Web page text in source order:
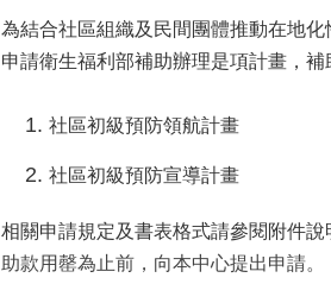
為結合社區組織及民間團體推動在地
申請衛生福利部補助辦理是項計畫，補
社區初級預防領航計畫
社區初級預防宣導計畫
相關申請規定及書表格式請參閱附件說
助款用罄為止前，向本中心提出申請。